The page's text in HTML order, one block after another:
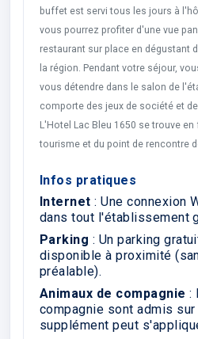
buffet est servi tous les jours à
vous pourrez profiter d'une vue
restaurant sur place en dégustant
la région. Pendant votre séjour,
vous détendre dans le salon de
comporte des jeux de société et
L'Hotel Lac Bleu 1650 se trouve
tourisme et du point de rencontre
Infos pratiques
Internet : Une connexion
dans tout l'établissement
Parking : Un parking
disponible à proximité
préalable).
Animaux de compagnie :
compagnie sont admis sur
supplément peut